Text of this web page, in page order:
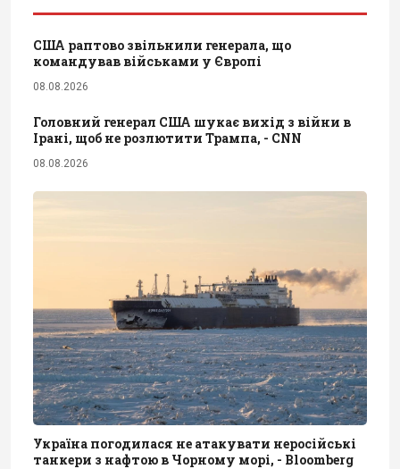
США раптово звільнили генерала, що
командував військами у Європі
08.08.2026
Головний генерал США шукає вихід з війни в
Ірані, щоб не розлютити Трампа, - CNN
08.08.2026
Україна погодилася не атакувати неросійські
танкери з нафтою в Чорному морі, - Bloomberg